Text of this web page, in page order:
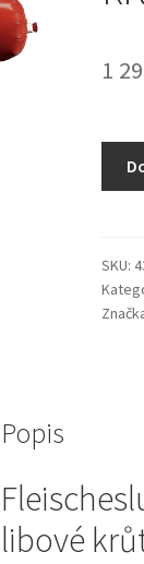
1
SKU:
Popis
libové